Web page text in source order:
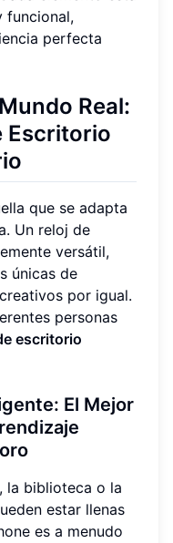
funcional,
perfecta
Real:
Escritorio
que se adapta
Un reloj de
versátil,
únicas de
por igual.
personas
escritorio
El Mejor
la biblioteca o la
estar llenas
es a menudo